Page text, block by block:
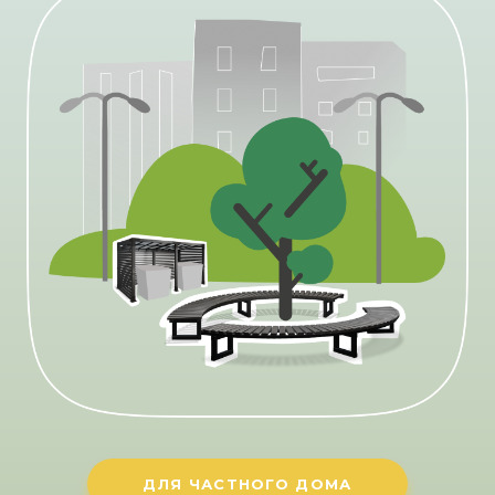
ДЛЯ ЧАСТНОГО ДОМА